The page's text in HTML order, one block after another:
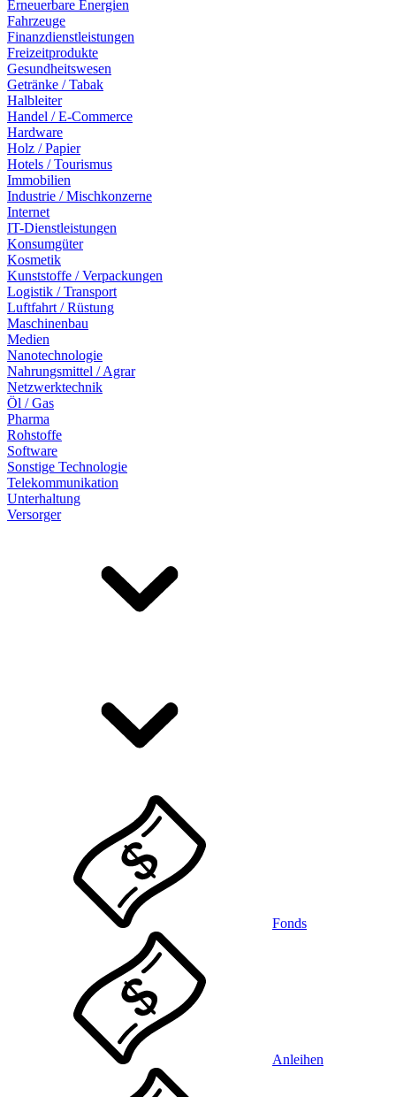
Erneuerbare Energien
Fahrzeuge
Finanzdienstleistungen
Freizeitprodukte
Gesundheitswesen
Getränke / Tabak
Halbleiter
Handel / E-Commerce
Hardware
Holz / Papier
Hotels / Tourismus
Immobilien
Industrie / Mischkonzerne
Internet
IT-Dienstleistungen
Konsumgüter
Kosmetik
Kunststoffe / Verpackungen
Logistik / Transport
Luftfahrt / Rüstung
Maschinenbau
Medien
Nanotechnologie
Nahrungsmittel / Agrar
Netzwerktechnik
Öl / Gas
Pharma
Rohstoffe
Software
Sonstige Technologie
Telekommunikation
Unterhaltung
Versorger
Fonds
Anleihen